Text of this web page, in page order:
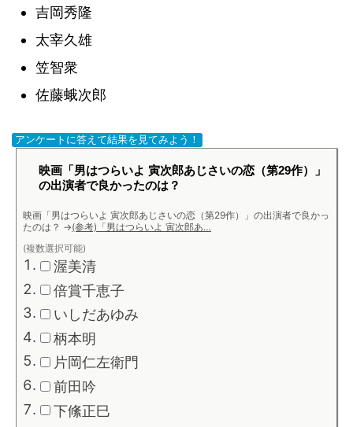
吉岡秀隆
太宰久雄
笠智衆
佐藤蛾次郎
アンケートに答えて結果を見てみよう！
映画「男はつらいよ 寅次郎あじさいの恋（第29作）」
の出演者で良かったのは？
映画「男はつらいよ 寅次郎あじさいの恋（第29作）」の出演者で良かっ
たのは？ →(参考)「男はつらいよ 寅次郎あ…
(複数選択可能)
渥美清
倍賞千恵子
いしだあゆみ
柄本明
片岡仁左衛門
前田吟
下絛正巳